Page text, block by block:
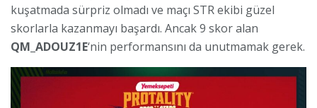
kuşatmada sürpriz olmadı ve maçı STR ekibi güzel
skorlarla kazanmayı başardı. Ancak 9 skor alan
QM_ADOUZ1E‘nin performansını da unutmamak gerek.